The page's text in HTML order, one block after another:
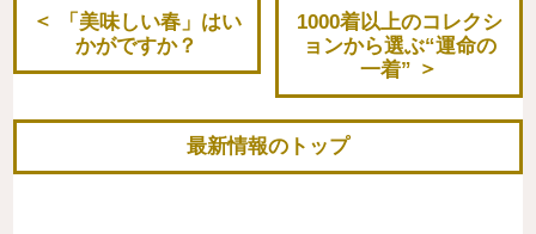
「美味しい春」はい
かがですか？
最新情報のトップ
1000着以上のコレクシ
ョンから選ぶ“運命の
一着”